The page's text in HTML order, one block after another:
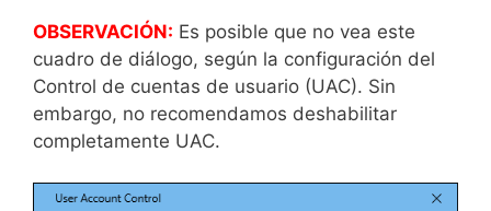
OBSERVACIÓN: Es posible que no vea este
cuadro de diálogo, según la configuración del
Control de cuentas de usuario (UAC). Sin
embargo, no recomendamos deshabilitar
completamente UAC.